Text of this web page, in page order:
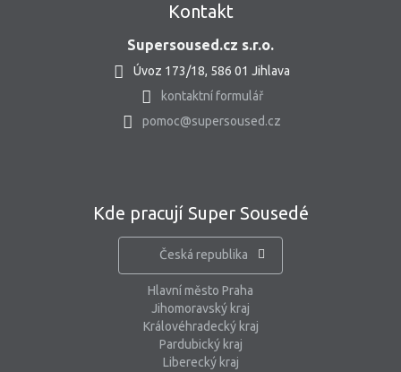
Kontakt
Supersoused.cz s.r.o.
Úvoz 173/18, 586 01 Jihlava
kontaktní formulář
pomoc@supersoused.cz
Kde pracují Super Sousedé
Česká republika
Hlavní město Praha
Jihomoravský kraj
Královéhradecký kraj
Pardubický kraj
Liberecký kraj